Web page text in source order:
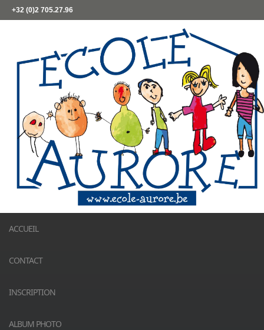
+32 (0)2 705.27.96
ACCUEIL
CONTACT
INSCRIPTION
ALBUM PHOTO